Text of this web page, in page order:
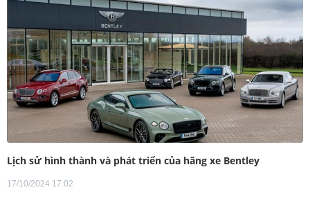
Lịch sử hình thành và phát triển của hãng xe Bentley
17/10/2024 17:02